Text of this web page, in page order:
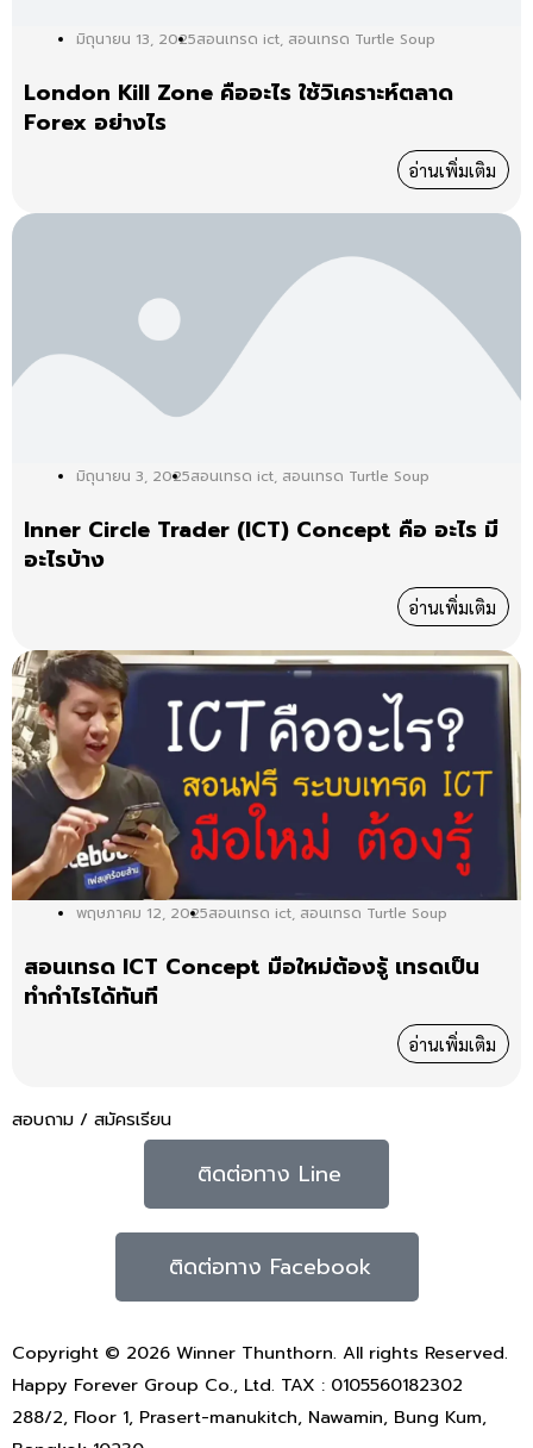
มิถุนายน 13, 2025สอนเทรด ict, สอนเทรด Turtle Soup
London Kill Zone คืออะไร ใช้วิเคราะห์ตลาด
Forex อย่างไร
อ่านเพิ่มเติม
มิถุนายน 3, 2025สอนเทรด ict, สอนเทรด Turtle Soup
Inner Circle Trader (ICT) Concept คือ อะไร มี
อะไรบ้าง
อ่านเพิ่มเติม
พฤษภาคม 12, 2025สอนเทรด ict, สอนเทรด Turtle Soup
สอนเทรด ICT Concept มือใหม่ต้องรู้ เทรดเป็น
ทำกำไรได้ทันที
อ่านเพิ่มเติม
สอบถาม / สมัครเรียน
ติดต่อทาง Line
ติดต่อทาง Facebook
Copyright © 2026 Winner Thunthorn. All rights Reserved.
Happy Forever Group Co., Ltd. TAX : 0105560182302
288/2, Floor 1, Prasert-manukitch, Nawamin, Bung Kum,